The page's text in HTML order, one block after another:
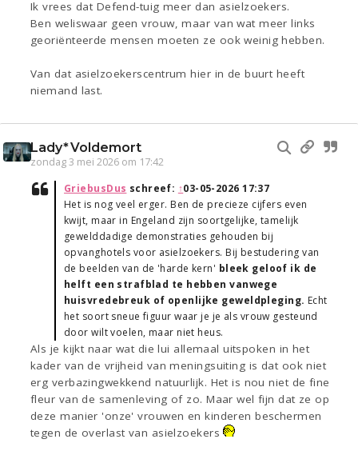
Ik vrees dat Defend-tuig meer dan asielzoekers.
Ben weliswaar geen vrouw, maar van wat meer links
georiënteerde mensen moeten ze ook weinig hebben.
Van dat asielzoekerscentrum hier in de buurt heeft
niemand last.
Lady*Voldemort
zondag 3 mei 2026 om 17:42
GriebusDus schreef: ↑03-05-2026 17:37
Het is nog veel erger. Ben de precieze cijfers even
kwijt, maar in Engeland zijn soortgelijke, tamelijk
gewelddadige demonstraties gehouden bij
opvanghotels voor asielzoekers. Bij bestudering van
de beelden van de 'harde kern' bleek geloof ik de
helft een strafblad te hebben vanwege
huisvredebreuk of openlijke geweldpleging. Echt
het soort sneue figuur waar je je als vrouw gesteund
door wilt voelen, maar niet heus.
Als je kijkt naar wat die lui allemaal uitspoken in het
kader van de vrijheid van meningsuiting is dat ook niet
erg verbazingwekkend natuurlijk. Het is nou niet de fine
fleur van de samenleving of zo. Maar wel fijn dat ze op
deze manier 'onze' vrouwen en kinderen beschermen
tegen de overlast van asielzoekers